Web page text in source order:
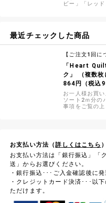
ビー」「レッ
最近チェックした商品
【ご注文1回に
「Heart
ク」 （複数枚
864円（税込
お一人様お買
ソート2ｍ分の
事項をご覧の
お支払い方法（詳しくはこちら ）
お支払い方法は「銀行振込」「
送」からお選びください。
・銀行振込･･･ご入金確認後に発
・クレジットカード決済･･･以
ただけます。